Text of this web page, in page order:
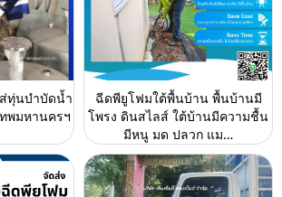
ทุ่นบำบัดน้ำ
พมหานครฯ
ฉีดพียูโฟมใต้พื้นบ้าน พื้นบ้านมี
โพรง ดินสไลส์ ใต้บ้านมีความชื้น
มีหนู มด ปลวก แม…